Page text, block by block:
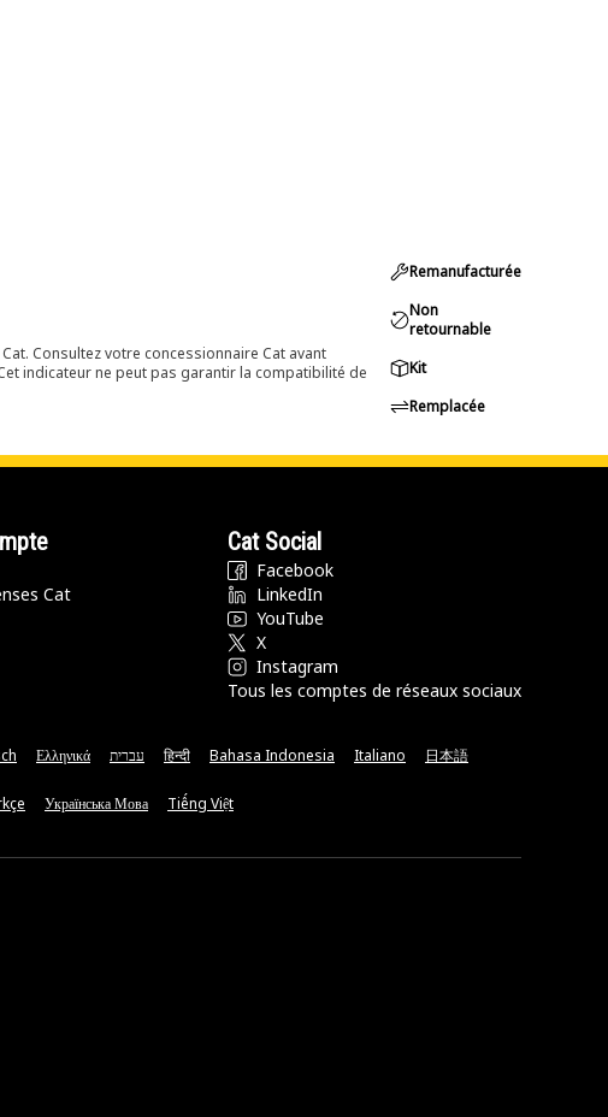
Consultez votre concessionnaire Cat avant
indicateur ne peut pas garantir la compatibilité de
Remanufacturée
Non
retournable
Kit
Remplacée
Cat
Cat Social
Facebook
LinkedIn
YouTube
X
Instagram
Tous les comptes de réseaux sociaux
Ελληνικά עברית हिन्दी Bahasa Indonesia Italiano 日本語
Українська Мова Tiếng Việt